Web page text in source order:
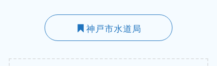
神戸市水道局